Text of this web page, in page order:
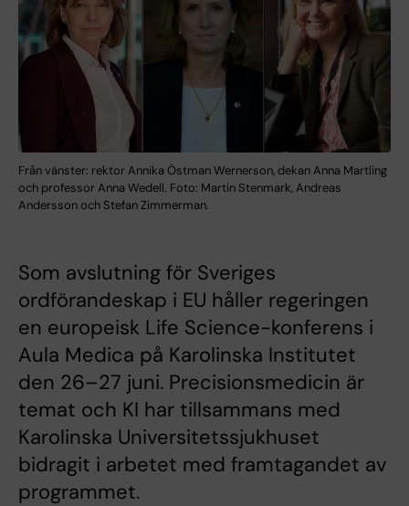
Från vänster: rektor Annika Östman Wernerson, dekan Anna Martling
och professor Anna Wedell. Foto: Martin Stenmark, Andreas
Andersson och Stefan Zimmerman.
Som avslutning för Sveriges
ordförandeskap i EU håller regeringen
en europeisk Life Science-konferens i
Aula Medica på Karolinska Institutet
den 26–27 juni. Precisionsmedicin är
temat och KI har tillsammans med
Karolinska Universitetssjukhuset
bidragit i arbetet med framtagandet av
programmet.